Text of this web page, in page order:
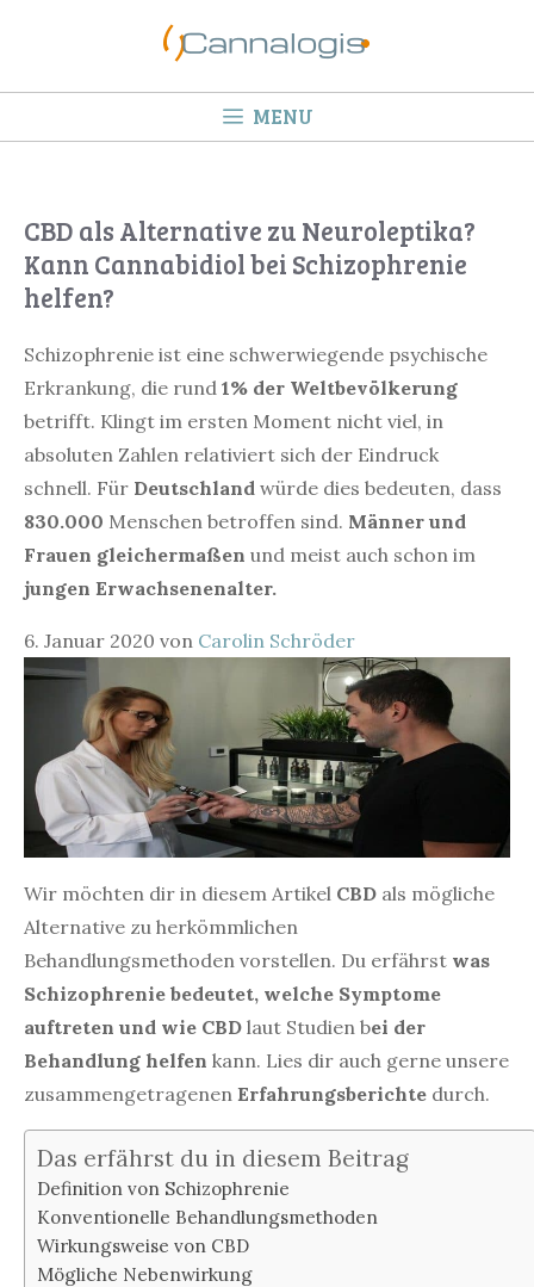
MENU
CBD als Alternative zu Neuroleptika?
Kann Cannabidiol bei Schizophrenie
helfen?
Schizophrenie ist eine schwerwiegende psychische
Erkrankung, die rund 1% der Weltbevölkerung
betrifft. Klingt im ersten Moment nicht viel, in
absoluten Zahlen relativiert sich der Eindruck
schnell. Für Deutschland würde dies bedeuten, dass
830.000 Menschen betroffen sind. Männer und
Frauen gleichermaßen und meist auch schon im
jungen Erwachsenenalter.
6. Januar 2020 von Carolin Schröder
Wir möchten dir in diesem Artikel CBD als mögliche
Alternative zu herkömmlichen
Behandlungsmethoden vorstellen. Du erfährst was
Schizophrenie bedeutet, welche Symptome
auftreten und wie CBD laut Studien bei der
Behandlung helfen kann. Lies dir auch gerne unsere
zusammengetragenen Erfahrungsberichte durch.
Das erfährst du in diesem Beitrag
Definition von Schizophrenie
Konventionelle Behandlungsmethoden
Wirkungsweise von CBD
Mögliche Nebenwirkung